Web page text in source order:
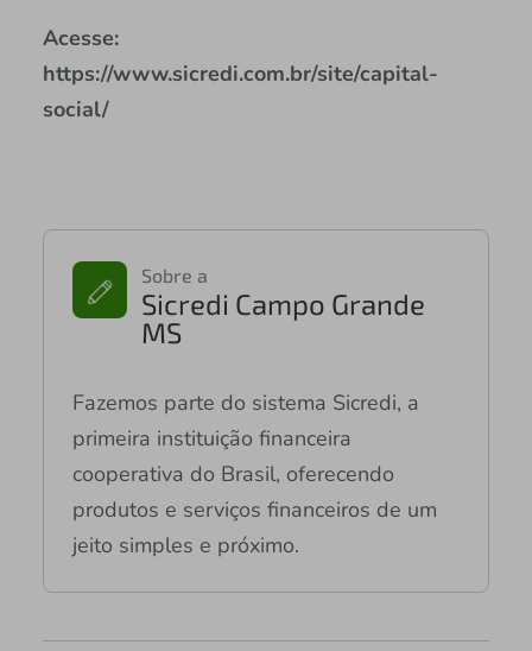
Acesse:
https://www.sicredi.com.br/site/capital-
social/
Sobre a
Sicredi Campo Grande
MS
Fazemos parte do sistema Sicredi, a
primeira instituição financeira
cooperativa do Brasil, oferecendo
produtos e serviços financeiros de um
jeito simples e próximo.